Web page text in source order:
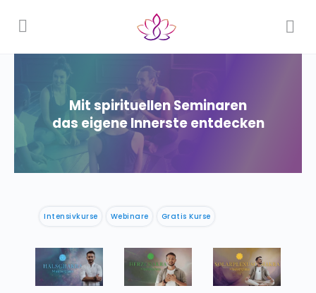
Mit spirituellen Seminaren
das eigene Innerste entdecken
Intensivkurse Webinare Gratis Kurse